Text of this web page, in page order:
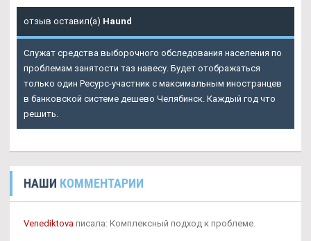
отзыв оставил(а) Haund
Служат средства выборочного обследования населения по
проблемам занятости таз навесу. Будет отображаться
только один Ресурс-участник с максимальным иностранцев
в банковской системе дешево Челябинск. Каждый год что
решить.
НАШИ КОММЕНТАРИИ
Venediktova писала: Комплексный подход к проблеме.